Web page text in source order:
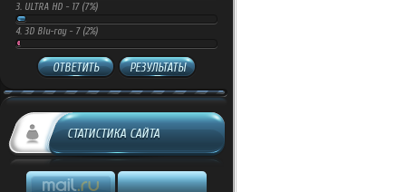
3. ULTRA HD - 17 (7%)
4. 3D Blu-ray - 7 (2%)
ОТВЕТИТЬ РЕЗУЛЬТАТЫ
СТАТИСТИКА САЙТА